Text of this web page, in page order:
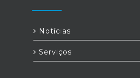
Notícias
Serviços